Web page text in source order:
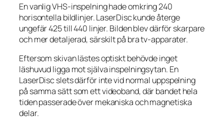
En vanlig VHS-inspelning hade omkring 240
horisontella bildlinjer. LaserDisc kunde återge
ungefär 425 till 440 linjer. Bilden blev därför skarpare
och mer detaljerad, särskilt på bra tv-apparater.
Eftersom skivan lästes optiskt behövde inget
läshuvud ligga mot själva inspelningsytan. En
LaserDisc slets därför inte vid normal uppspelning
på samma sätt som ett videoband, där bandet hela
tiden passerade över mekaniska och magnetiska
delar.